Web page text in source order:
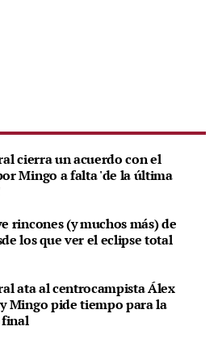
cierra un acuerdo con el
Mingo a falta 'de la última
rincones (y muchos más) de
los que ver el eclipse total
ata al centrocampista Álex
Mingo pide tiempo para la
final